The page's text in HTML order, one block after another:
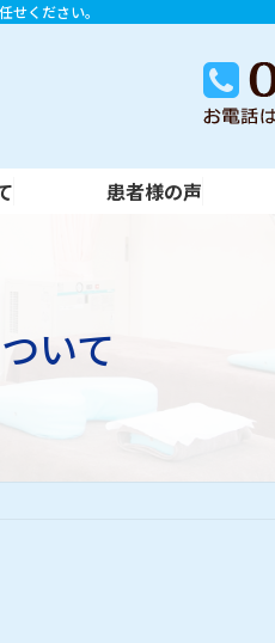
患者様の声
ください。
患者様の声
いて